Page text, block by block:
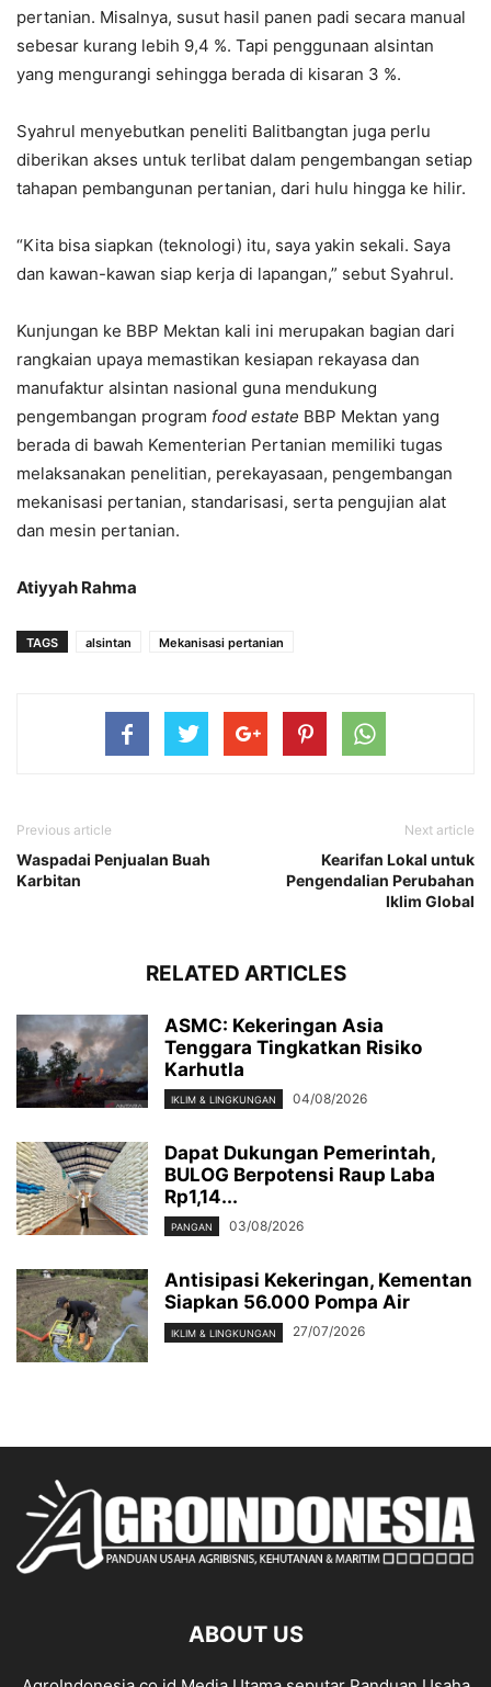
pertanian. Misalnya, susut hasil panen padi secara manual
sebesar kurang lebih 9,4 %. Tapi penggunaan alsintan
yang mengurangi sehingga berada di kisaran 3 %.
Syahrul menyebutkan peneliti Balitbangtan juga perlu
diberikan akses untuk terlibat dalam pengembangan setiap
tahapan pembangunan pertanian, dari hulu hingga ke hilir.
“Kita bisa siapkan (teknologi) itu, saya yakin sekali. Saya
dan kawan-kawan siap kerja di lapangan,” sebut Syahrul.
Kunjungan ke BBP Mektan kali ini merupakan bagian dari
rangkaian upaya memastikan kesiapan rekayasa dan
manufaktur alsintan nasional guna mendukung
pengembangan program food estate BBP Mektan yang
berada di bawah Kementerian Pertanian memiliki tugas
melaksanakan penelitian, perekayasaan, pengembangan
mekanisasi pertanian, standarisasi, serta pengujian alat
dan mesin pertanian.
Atiyyah Rahma
TAGS alsintan Mekanisasi pertanian
Previous article
Waspadai Penjualan Buah
Karbitan
Next article
Kearifan Lokal untuk
Pengendalian Perubahan
Iklim Global
RELATED ARTICLES
ASMC: Kekeringan Asia
Tenggara Tingkatkan Risiko
Karhutla
IKLIM & LINGKUNGAN 04/08/2026
Dapat Dukungan Pemerintah,
BULOG Berpotensi Raup Laba
Rp1,14...
PANGAN 03/08/2026
Antisipasi Kekeringan, Kementan
Siapkan 56.000 Pompa Air
IKLIM & LINGKUNGAN 27/07/2026
ABOUT US